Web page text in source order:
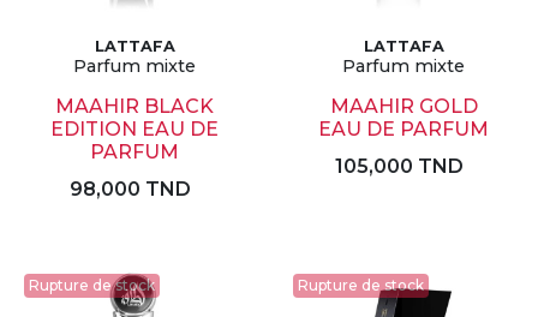
LATTAFA
Parfum mixte
MAAHIR BLACK
EDITION EAU DE
PARFUM
98,000 TND
LATTAFA
Parfum mixte
MAAHIR GOLD
EAU DE PARFUM
105,000 TND
Rupture de stock Rupture de stock